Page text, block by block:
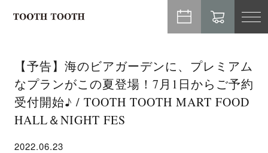
【予告】海のビアガーデンに、プレミアム
なプランがこの夏登場！7月1日からご予約
受付開始♪ / TOOTH TOOTH MART FOOD
HALL＆NIGHT FES
2022.06.23